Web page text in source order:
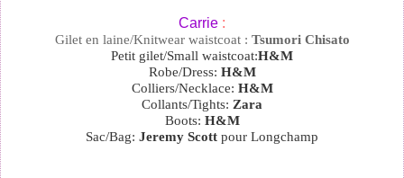
Carrie :
Gilet en laine/Knitwear waistcoat : Tsumori Chisato
Petit gilet/Small waistcoat:H&M
Robe/Dress: H&M
Colliers/Necklace: H&M
Collants/Tights: Zara
Boots: H&M
Sac/Bag: Jeremy Scott pour Longchamp